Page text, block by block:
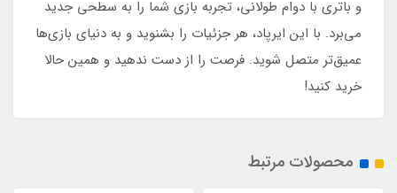
و باتری با دوام طولانی، تجربه بازی شما را به سطحی جدید
می‌برد. با این ایرپاد، هر جزئیات را بشنوید و به دنیای بازی‌ها
عمیق‌تر متصل شوید. فرصت را از دست ندهید و همین حالا
خرید کنید!
محصولات مرتبط